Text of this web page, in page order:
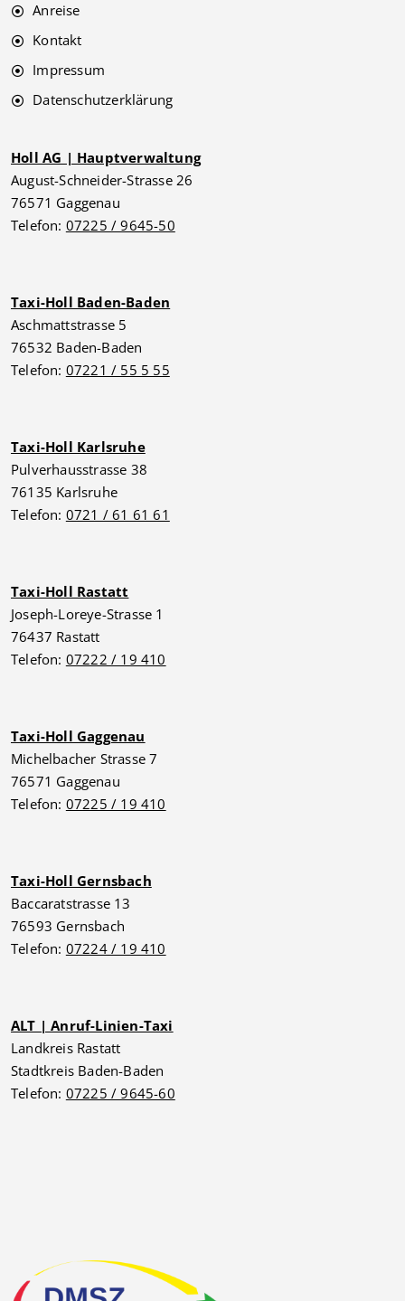
Anreise
Kontakt
Impressum
Datenschutzerklärung
Holl AG | Hauptverwaltung
August-Schneider-Strasse 26
76571 Gaggenau
Telefon: 07225 / 9645-50
Taxi-Holl Baden-Baden
Aschmattstrasse 5
76532 Baden-Baden
Telefon: 07221 / 55 5 55
Taxi-Holl Karlsruhe
Pulverhausstrasse 38
76135 Karlsruhe
Telefon: 0721 / 61 61 61
Taxi-Holl Rastatt
Joseph-Loreye-Strasse 1
76437 Rastatt
Telefon: 07222 / 19 410
Taxi-Holl Gaggenau
Michelbacher Strasse 7
76571 Gaggenau
Telefon: 07225 / 19 410
Taxi-Holl Gernsbach
Baccaratstrasse 13
76593 Gernsbach
Telefon: 07224 / 19 410
ALT | Anruf-Linien-Taxi
Landkreis Rastatt
Stadtkreis Baden-Baden
Telefon: 07225 / 9645-60